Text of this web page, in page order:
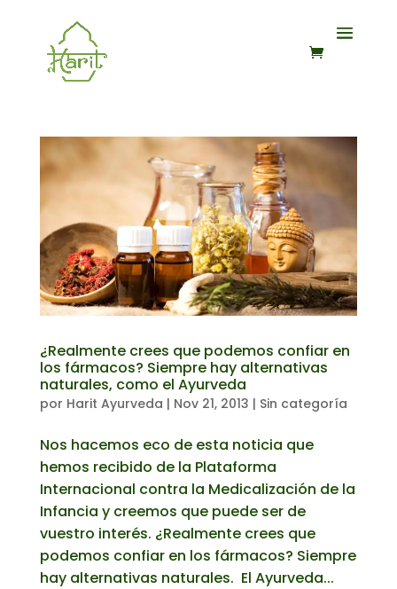
¿Realmente crees que podemos confiar en
los fármacos? Siempre hay alternativas
naturales, como el Ayurveda
por Harit Ayurveda | Nov 21, 2013 | Sin categoría
Nos hacemos eco de esta noticia que
hemos recibido de la Plataforma
Internacional contra la Medicalización de la
Infancia y creemos que puede ser de
vuestro interés. ¿Realmente crees que
podemos confiar en los fármacos? Siempre
hay alternativas naturales. El Ayurveda...